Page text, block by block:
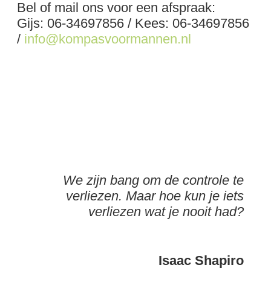
Bel of mail ons voor een afspraak:
Gijs: 06-34697856 / Kees: 06-34697856
/ info@kompasvoormannen.nl
We zijn bang om de controle te
verliezen. Maar hoe kun je iets
verliezen wat je nooit had?
Isaac Shapiro